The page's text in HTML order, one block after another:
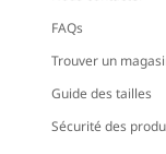
FAQs
Trouver un
Guide des tailles
Sécurité des